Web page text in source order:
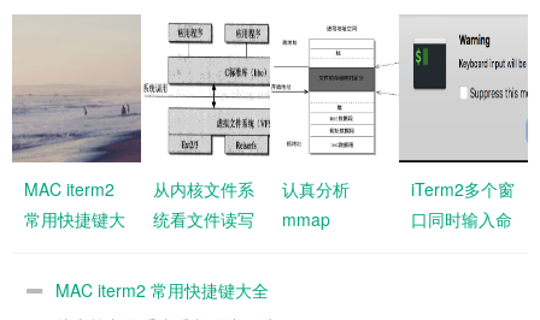
MAC iterm2
常用快捷键大
从内核文件系
统看文件读写
认真分析
mmap
iTerm2多个窗
口同时输入命
MAC iterm2 常用快捷键大全